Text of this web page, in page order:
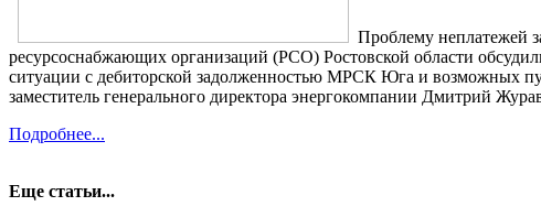
Проблему неплатежей
ресурсоснабжающих организаций (РСО) Ростовской области
ситуации с дебиторской задолженностью МРСК Юга и возможных
заместитель генерального директора энергокомпании Дмитрий
Подробнее...
Еще статьи...